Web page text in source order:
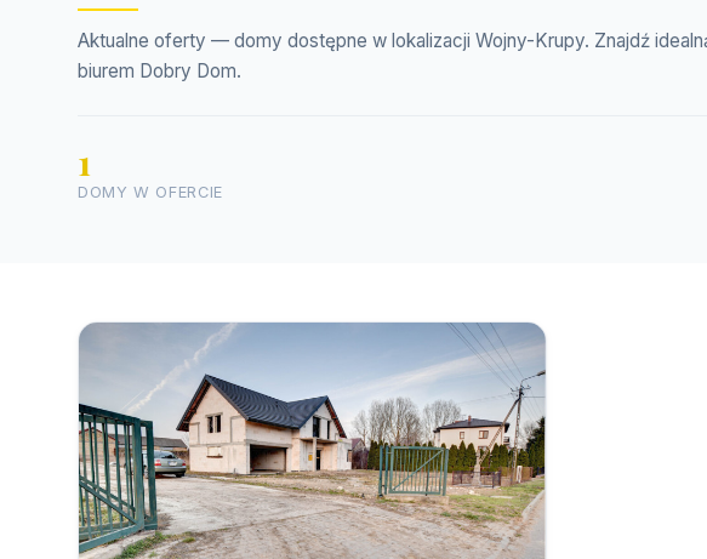
Aktualne oferty — domy dostępne w lokalizacji Wojny-Krupy. Znajdź
biurem Dobry Dom.
1
DOMY W OFERCIE